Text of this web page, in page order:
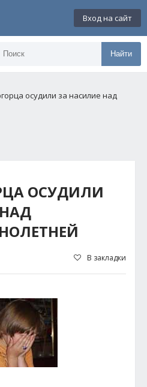
Вход на сайт
Найти
осудили за насилие над
ОСУДИЛИ
В закладки